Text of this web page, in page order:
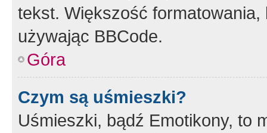
tekst. Większość
używając BBCode.
Góra
Czym są uśmieszki?
Uśmieszki, bądź Emotikony, to